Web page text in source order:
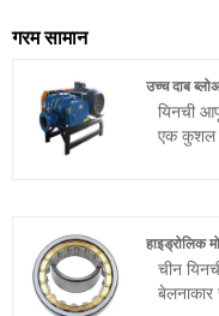
गरम सामान
उच्च दाब
यिनची
एक कुशल
उन्नत
हाइड्रोलिक
चीन
बेलनाकार